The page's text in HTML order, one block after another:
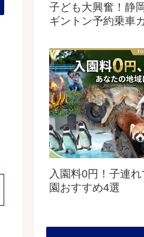
子ども大興奮！静
ギントン予約乗車
入園料0円！子連
園おすすめ4選